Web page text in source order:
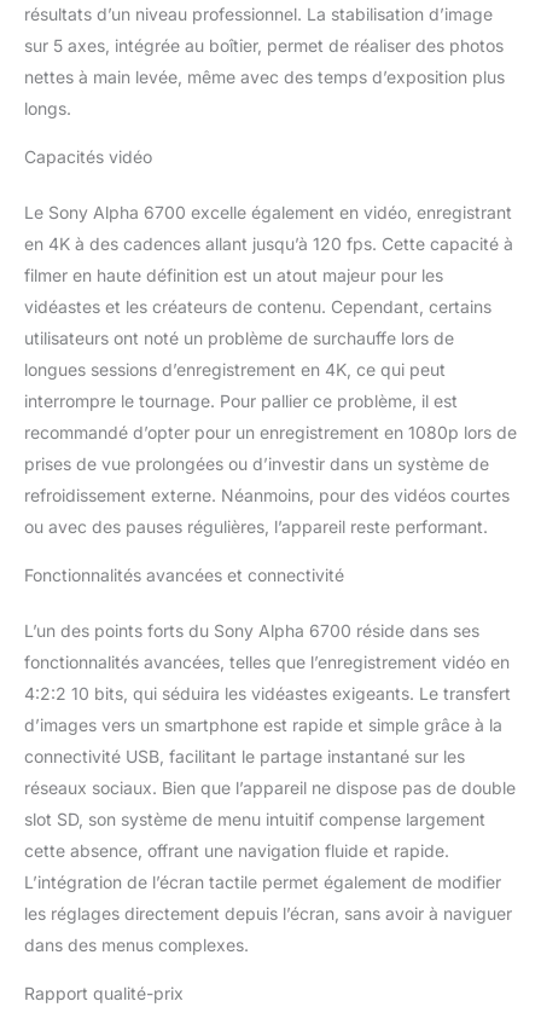
ultra-léger, l'Alpha 6700
est conçu pour vous
accompagner dans
toutes vos aventures.
avant... PARTAGEZ
VOTRE CONTENU
AUTOUR DE VOUS
Libérez votre créativité
avec l'Alpha 6700.
Profitez d'une qualité
d'image exceptionnelle et
d'un magnifique effet
bokeh grâce au large
choix d'objectifs et
d'accessoires adaptés à
toutes les prises de vue.
CONTENU DE LA BOITE
NP-FZ100, sans câble
(chargeur 9 V/3 A
recommandé, par
exemple Sony BC-QZ1),
cache pour connexion
de l'objectif
résultats d’un niveau professionnel. La stabilisation d’image
sur 5 axes, intégrée au boîtier, permet de réaliser des photos
nettes à main levée, même avec des temps d’exposition plus
longs.
Capacités vidéo
Le Sony Alpha 6700 excelle également en vidéo, enregistrant
en 4K à des cadences allant jusqu’à 120 fps. Cette capacité à
filmer en haute définition est un atout majeur pour les
vidéastes et les créateurs de contenu. Cependant, certains
utilisateurs ont noté un problème de surchauffe lors de
longues sessions d’enregistrement en 4K, ce qui peut
interrompre le tournage. Pour pallier ce problème, il est
recommandé d’opter pour un enregistrement en 1080p lors de
prises de vue prolongées ou d’investir dans un système de
refroidissement externe. Néanmoins, pour des vidéos courtes
ou avec des pauses régulières, l’appareil reste performant.
Fonctionnalités avancées et connectivité
L’un des points forts du Sony Alpha 6700 réside dans ses
fonctionnalités avancées, telles que l’enregistrement vidéo en
4:2:2 10 bits, qui séduira les vidéastes exigeants. Le transfert
d’images vers un smartphone est rapide et simple grâce à la
connectivité USB, facilitant le partage instantané sur les
réseaux sociaux. Bien que l’appareil ne dispose pas de double
slot SD, son système de menu intuitif compense largement
cette absence, offrant une navigation fluide et rapide.
L’intégration de l’écran tactile permet également de modifier
les réglages directement depuis l’écran, sans avoir à naviguer
dans des menus complexes.
Rapport qualité-prix